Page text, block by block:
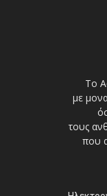
Το
με
τους
που